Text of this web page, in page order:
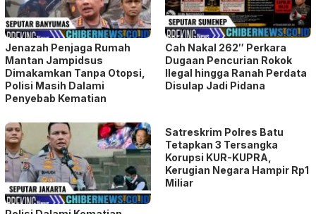
Jenazah Penjaga Rumah
Mantan Jampidsus
Dimakamkan Tanpa Otopsi,
Polisi Masih Dalami
Penyebab Kematian
Cah Nakal 262″ Perkara
Dugaan Pencurian Rokok
Ilegal hingga Ranah Perdata
Disulap Jadi Pidana
Satreskrim Polres Batu
Tetapkan 3 Tersangka
Korupsi KUR-KUPRA,
Kerugian Negara Hampir Rp1
Miliar